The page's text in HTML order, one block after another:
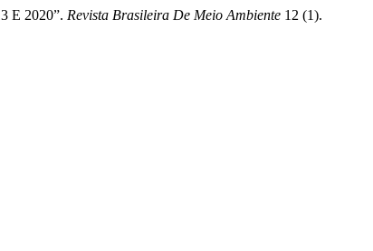
E 2020”. Revista Brasileira De Meio Ambiente 12 (1).